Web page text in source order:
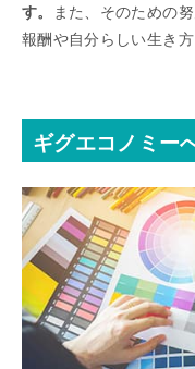
す。
また、そのための
報酬や自分らしい生き
ギグエコノミー